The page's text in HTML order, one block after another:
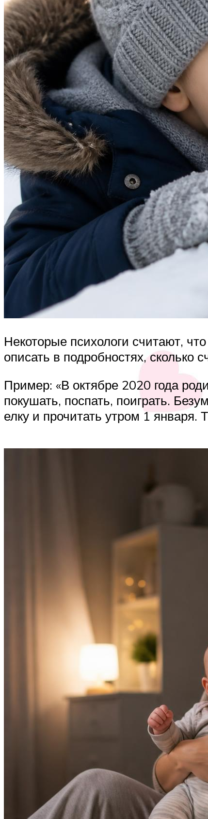
Некоторые психологи считают,
описать в подробностях, сколько
Пример: «В октябре 2020 года
покушать, поспать, поиграть.
елку и прочитать утром 1 января.